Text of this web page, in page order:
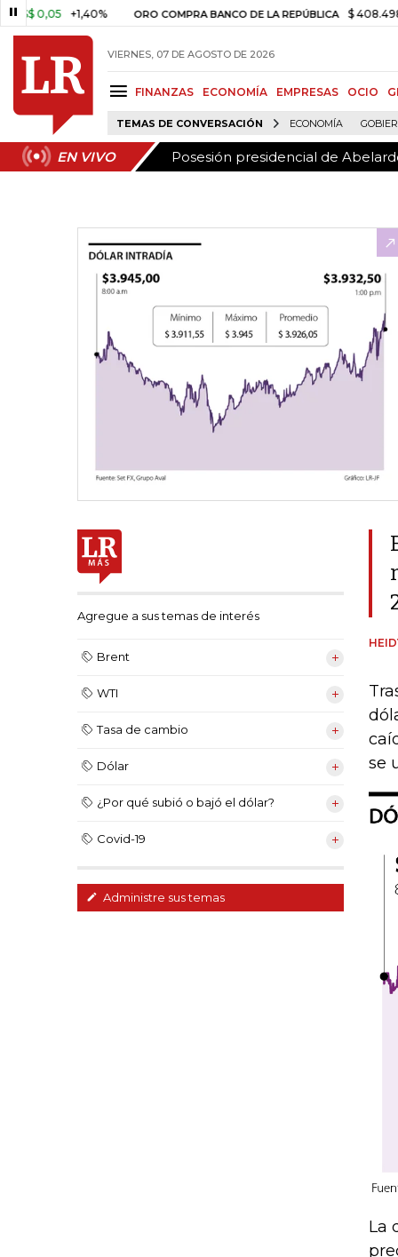
+1,40% ORO COMPRA BANCO DE LA REPÚBLICA $ 408.498,97 +$
VIERNES, 07 DE AGOSTO DE 2026
FINANZAS ECONOMÍA EMPRESAS OCIO
TEMAS DE CONVERSACIÓN ECONOMÍA
EN VIVO Posesión presidencial de
EN VIVO Posesión presidencial de
Agregue a sus temas de interés
Brent
WTI
Tasa de cambio
Dólar
¿Por qué subió o bajó el dólar?
Covid-19
Administre sus temas
se
La